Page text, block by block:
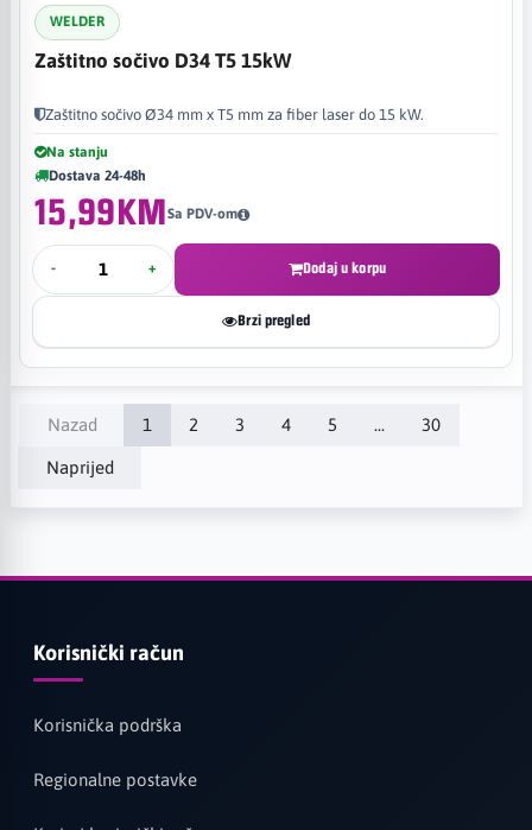
WELDER
Zaštitno sočivo D34 T5 15kW
Zaštitno sočivo Ø34 mm x T5 mm za fiber laser do 15 kW.
Na stanju
Dostava 24-48h
15,99KMSa PDV-om
- + Dodaj u korpu
Brzi pregled
Nazad 1 2 3 4 5 ... 30
Naprijed
Korisnički račun
Korisnička podrška
Regionalne postavke